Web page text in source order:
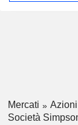
Mercati Azioni
Società